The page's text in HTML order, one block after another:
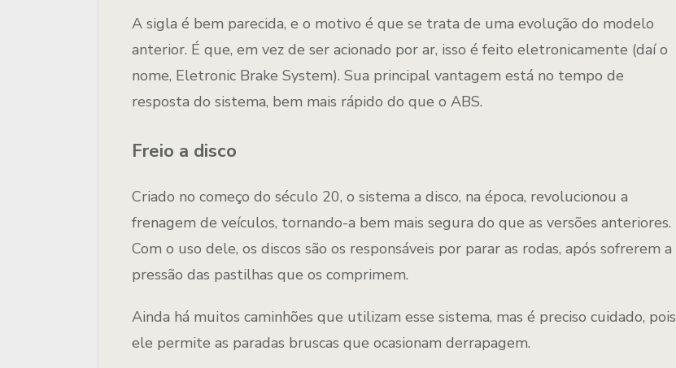
A sigla é bem parecida, e o motivo é que se trata de uma evolução do modelo
anterior. É que, em vez de ser acionado por ar, isso é feito eletronicamente (daí o
nome, Eletronic Brake System). Sua principal vantagem está no tempo de
resposta do sistema, bem mais rápido do que o ABS.
Freio a disco
Criado no começo do século 20, o sistema a disco, na época, revolucionou a
frenagem de veículos, tornando-a bem mais segura do que as versões anteriores.
Com o uso dele, os discos são os responsáveis por parar as rodas, após sofrerem a
pressão das pastilhas que os comprimem.
Ainda há muitos caminhões que utilizam esse sistema, mas é preciso cuidado, pois
ele permite as paradas bruscas que ocasionam derrapagem.